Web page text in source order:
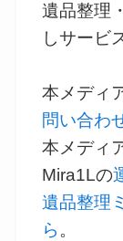
遺品整理
しサービ
本メディ
問い合わ
本メディ
Mira1Lの
遺品整理
ら 。